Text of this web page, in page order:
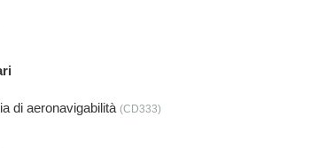
di aeronavigabilità (CD333)